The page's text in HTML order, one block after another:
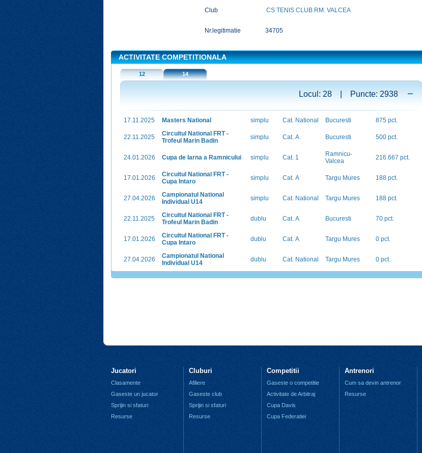
Club
CS TENIS CLUB RM. VALCEA
Nr.legitimatie 34705
ACTIVITATE COMPETITIONALA
12 14
Locul: 28 | Puncte: 2938
17.11.2025 Masters National simplu Cat. National Bucuresti 875 pct.
22.11.2025
Circuitul National FRT -
Trofeul Marin Badin
simplu Cat. A Bucuresti 500 pct.
24.01.2026 Cupa de Iarna a Ramnicului simplu Cat. 1
Ramnicu-
Valcea
216.667 pct.
17.01.2026
Circuitul National FRT -
Cupa Intaro
simplu Cat. A Targu Mures 188 pct.
27.04.2026
Campionatul National
Individual U14
simplu Cat. National Targu Mures 188 pct.
22.11.2025
Circuitul National FRT -
Trofeul Marin Badin
dublu Cat. A Bucuresti 70 pct.
17.01.2026
Circuitul National FRT -
Cupa Intaro
dublu Cat. A Targu Mures 0 pct.
27.04.2026
Campionatul National
Individual U14
dublu Cat. National Targu Mures 0 pct.
Jucatori
Clasamente
Gaseste un jucator
Sprijin si sfaturi
Resurse
Cluburi
Afiliere
Gaseste club
Sprijin si sfaturi
Resurse
Competitii
Gaseste o competitie
Activitate de Arbitraj
Cupa Davis
Cupa Federatiei
Antrenori
Cum sa devin antrenor
Resurse